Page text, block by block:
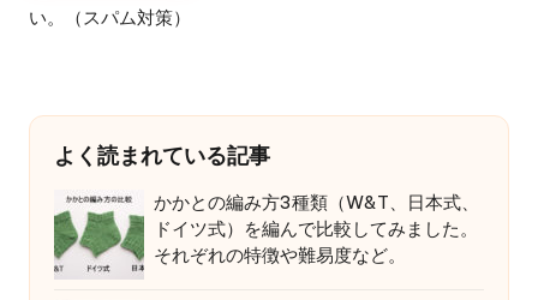
い。（スパム対策）
よく読まれている記事
かかとの編み方3種類（W&T、日本式、
ドイツ式）を編んで比較してみました。
それぞれの特徴や難易度など。